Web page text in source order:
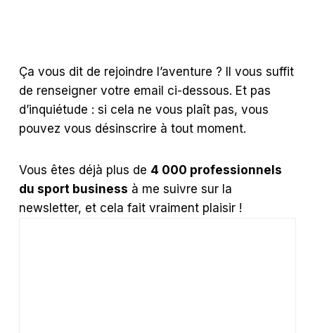
Ça vous dit de rejoindre l’aventure ? Il vous suffit
de renseigner votre email ci-dessous. Et pas
d’inquiétude : si cela ne vous plaît pas, vous
pouvez vous désinscrire à tout moment.
Vous êtes déjà plus de 4 000 professionnels
du sport business à me suivre sur la
newsletter, et cela fait vraiment plaisir !